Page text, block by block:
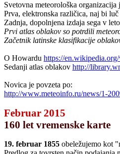
Svetovna meteorološka
Prva, elektronska različica, naj bi
Zadnja, dopolnjena izdaja sega v
Prvi atlas oblakov so potrdili
Začetnik latinske klasifikacije
O Howardu https://
Sedanji atlas oblakov http://
Novica je povzeta po:
http://www.meteoinfo.ru/news/1-
Februar 2015
160 let vremenske karte
19. februar 1855 obeležujemo kot